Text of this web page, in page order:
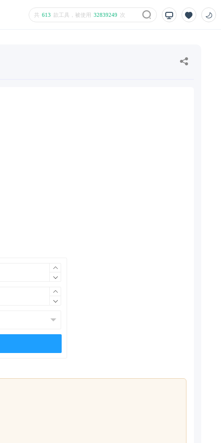
共 613 款工具，被使用 32839249 次